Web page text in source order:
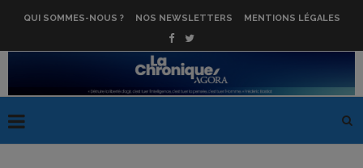
QUI SOMMES-NOUS ? NOS NEWSLETTERS MENTIONS LÉGALES